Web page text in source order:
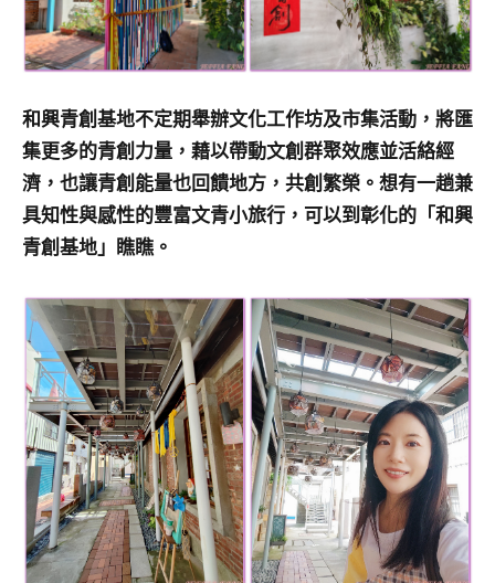
和興青創基地不定期舉辦文化工作坊及市集活動，將匯
集更多的青創力量，藉以帶動文創群聚效應並活絡經
濟，也讓青創能量也回饋地方，共創繁榮。想有一趟兼
具知性與感性的豐富文青小旅行，可以到彰化的「和興
青創基地」瞧瞧。